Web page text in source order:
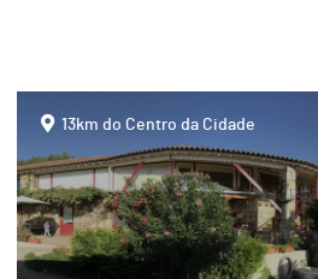
page13km do Centro da Cidade